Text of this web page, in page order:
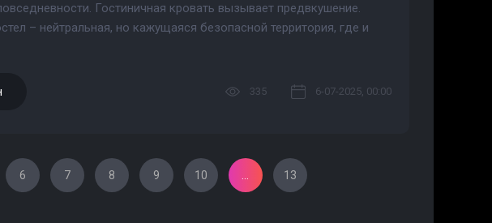
Гостиничная кровать вызывает предвкушение.
– нейтральная, но кажущаяся безопасной территория, где и
335 6-07-2025, 00:00
6 7 8 9 10 13